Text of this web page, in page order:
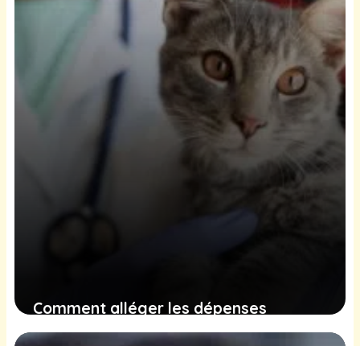
Comment alléger les dépenses
vétérinaires de votre animal de